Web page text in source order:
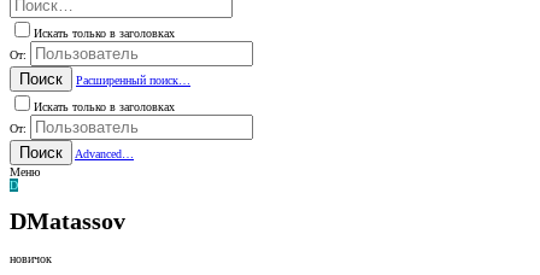
Искать только в заголовках
От:
Поиск
Расширенный поиск…
Искать только в заголовках
От:
Поиск
Advanced…
Меню
D
DMatassov
новичок